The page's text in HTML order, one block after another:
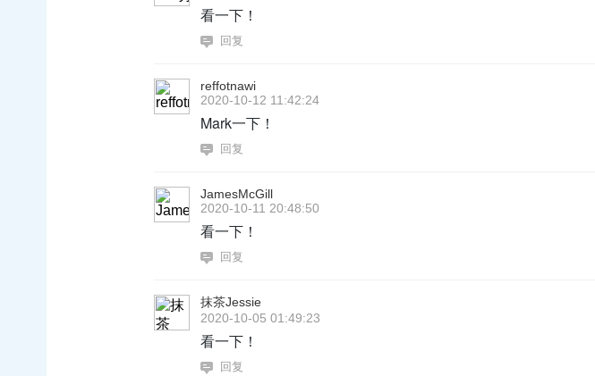
看一下！
回复
reffotnawi
2020-10-12 11:42:24
Mark一下！
回复
JamesMcGill
2020-10-11 20:48:50
看一下！
回复
抹茶Jessie
2020-10-05 01:49:23
看一下！
回复